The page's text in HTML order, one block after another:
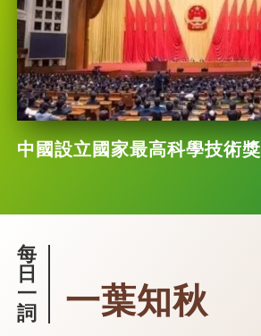
中國設立國家最高科學技術獎
每
日
一
詞
一葉知秋